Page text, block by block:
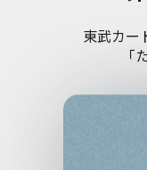
東武カー
「